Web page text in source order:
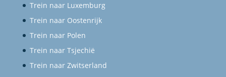
Trein naar Luxemburg
Trein naar Oostenrijk
Trein naar Polen
Trein naar Tsjechië
Trein naar Zwitserland